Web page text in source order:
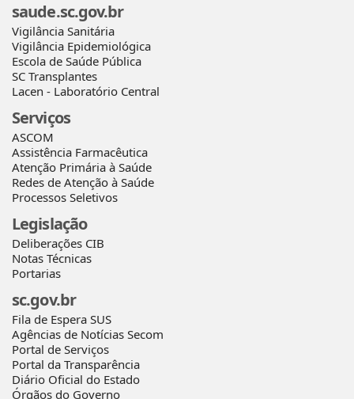
saude.sc.gov.br
Vigilância Sanitária
Vigilância Epidemiológica
Escola de Saúde Pública
SC Transplantes
Lacen - Laboratório Central
Serviços
ASCOM
Assistência Farmacêutica
Atenção Primária à Saúde
Redes de Atenção à Saúde
Processos Seletivos
Legislação
Deliberações CIB
Notas Técnicas
Portarias
sc.gov.br
Fila de Espera SUS
Agências de Notícias Secom
Portal de Serviços
Portal da Transparência
Diário Oficial do Estado
Órgãos do Governo